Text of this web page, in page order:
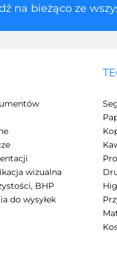
na bieżąco ze
wizualna
BHP
do wysyłek